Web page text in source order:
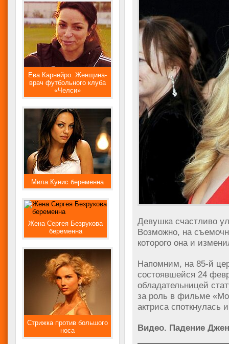
Девушка счастливо
Возможно, на
которого она и
Напомним, на 85-й
состоявшейся 24
обладательницей
за роль в фильме
актриса споткнулась
Видео. Падение
Ева Карнейро. Женщина-
врач футбольного клуба
«Челси»
Мила Кунис беременна
Жена Сергея Безрукова
беременна
Стрижка против большого
носа